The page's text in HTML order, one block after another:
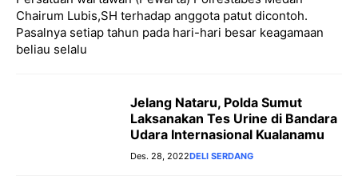
Chairum Lubis,SH terhadap anggota patut dicontoh.
Pasalnya setiap tahun pada hari-hari besar keagamaan
beliau selalu
Jelang Nataru, Polda Sumut
Laksanakan Tes Urine di Bandara
Udara Internasional Kualanamu
Des. 28, 2022DELI SERDANG